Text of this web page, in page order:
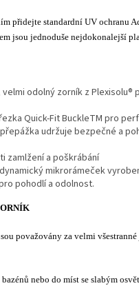
přidejte standardní UV ochranu
jsou jednoduše nejdokonalejší
odolný zorník z
Quick-Fit BuckleTM pro
udržuje bezpečné a
zamlžení a poškrábání
mikrorámeček
pohodlí a odolnost.
považovány za velmi
nebo do míst se slabým